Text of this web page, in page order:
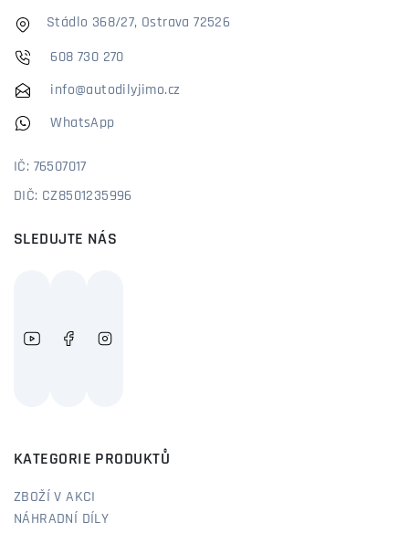
Stádlo 368/27, Ostrava 72526
608 730 270
info@autodilyjimo.cz
WhatsApp
IČ: 76507017
DIČ: CZ8501235996
SLEDUJTE NÁS
KATEGORIE PRODUKTŮ
ZBOŽÍ V AKCI
NÁHRADNÍ DÍLY